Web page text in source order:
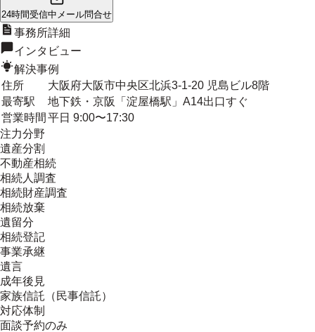
24時間受信中 メール問合せ
事務所詳細
インタビュー
解決事例
住所
大阪府大阪市中央区北浜3-1-20 児島ビル8階
最寄駅
地下鉄・京阪「淀屋橋駅」A14出口すぐ
営業時間 平日 9:00〜17:30
注力分野
遺産分割
不動産相続
相続人調査
相続財産調査
相続放棄
遺留分
相続登記
事業承継
遺言
成年後見
家族信託（民事信託）
対応体制
面談予約のみ